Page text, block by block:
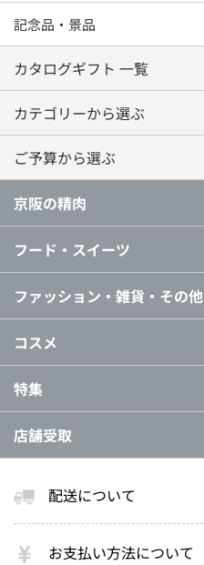
記念品・景品
カタログギフト 一覧
カテゴリーから選ぶ
ご予算から選ぶ
京阪の精肉
フード・スイーツ
ファッション・雑貨・その他
コスメ
特集
店舗受取
配送について
お支払い方法について